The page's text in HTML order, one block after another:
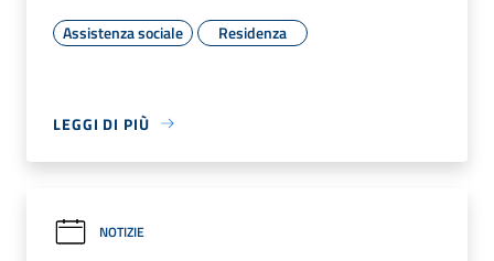
Assistenza sociale Residenza
LEGGI DI PIÙ
NOTIZIE